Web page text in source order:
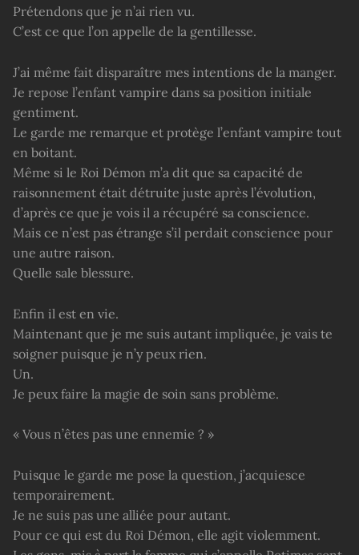
Prétendons que je n’ai rien vu.
C’est ce que l’on appelle de la gentillesse.
J’ai même fait disparaître mes intentions de la manger.
Je repose l’enfant vampire dans sa position initiale
gentiment.
Le garde me remarque et protège l’enfant vampire tout
en boitant.
Même si le Roi Démon m’a dit que sa capacité de
raisonnement était détruite juste après l’évolution,
d’après ce que je vois il a récupéré sa conscience.
Mais ce n’est pas étrange s’il perdait conscience pour
une autre raison.
Quelle sale blessure.
Enfin il est en vie.
Maintenant que je me suis autant impliquée, je vais te
soigner puisque je n’y peux rien.
Un.
Je peux faire la magie de soin sans problème.
« Vous n’êtes pas une ennemie ? »
Puisque le garde me pose la question, j’acquiesce
temporairement.
Je ne suis pas une alliée pour autant.
Pour ce qui est du Roi Démon, elle agit violemment.